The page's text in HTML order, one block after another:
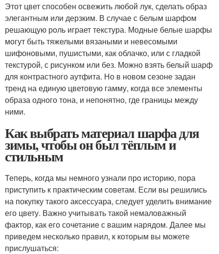
Этот цвет способен освежить любой лук, сделать образ
элегантным или дерзким. В случае с белым шарфом
решающую роль играет текстура. Модные белые шарфы
могут быть тяжелыми вязаными и невесомыми
шифоновыми, пушистыми, как облачко, или с гладкой
текстурой, с рисунком или без. Можно взять белый шарф
для контрастного аутфита. Но в новом сезоне задан
тренд на единую цветовую гамму, когда все элементы
образа одного тона, и непонятно, где границы между
ними.
Как выбрать материал шарфа для
зимы, чтобы он был тёплым и
стильным
Теперь, когда мы немного узнали про историю, пора
приступить к практическим советам. Если вы решились
на покупку такого аксессуара, следует уделить внимание
его цвету. Важно учитывать такой немаловажный
фактор, как его сочетание с вашим нарядом. Далее мы
приведем несколько правил, к которым вы можете
прислушаться: